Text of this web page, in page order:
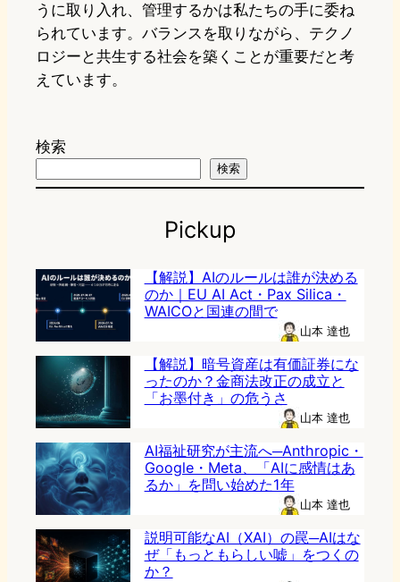
うに取り入れ、管理するかは私たちの手に委ね
られています。バランスを取りながら、テクノ
ロジーと共生する社会を築くことが重要だと考
えています。
検索
検索
Pickup
【解説】AIのルールは誰が決める
のか｜EU AI Act・Pax Silica・
WAICOと国連の間で
山本 達也
【解説】暗号資産は有価証券にな
ったのか？金商法改正の成立と
「お墨付き」の危うさ
山本 達也
AI福祉研究が主流へ─Anthropic・
Google・Meta、「AIに感情はあ
るか」を問い始めた1年
山本 達也
説明可能なAI（XAI）の罠─AIはな
ぜ「もっともらしい嘘」をつくの
か？